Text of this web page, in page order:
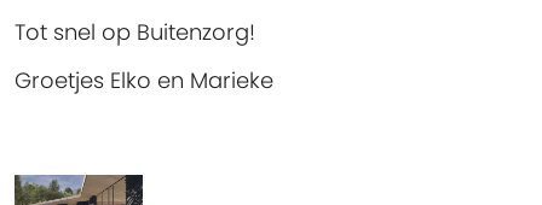
Tot snel op Buitenzorg!
Groetjes Elko en Marieke